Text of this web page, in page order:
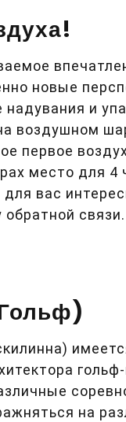
новые
надувания и
воздушном
первое
место для 4
вас
связи.
на